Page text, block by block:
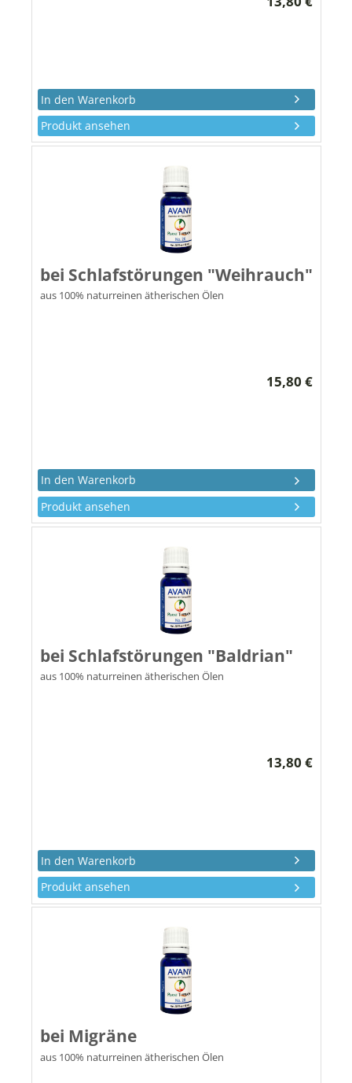
Produkt ansehen
bei Schlafstörungen "Weihrauch"
aus 100% naturreinen ätherischen Ölen
15,80 €
Produkt ansehen
bei Schlafstörungen "Baldrian"
aus 100% naturreinen ätherischen Ölen
13,80 €
Produkt ansehen
bei Migräne
aus 100% naturreinen ätherischen Ölen